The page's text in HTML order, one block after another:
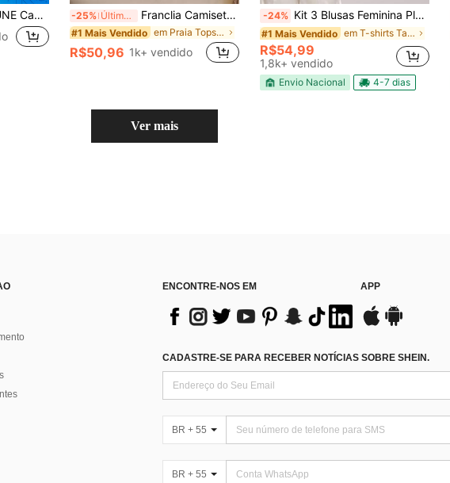
em V, Manga Curta e Meio Zíper -25% Últimos 3 dias Franclia Camiseta Casual Plus Size com Estampa Listrada
#1 Mais Vendido em Praia Tops Tamanhos Grandes
R$50,96 1k+ vendido
-24% Kit 3 Blusas Feminina Plus Size Gola V Básica Casual - H00
#1 Mais Vendido em T-shirts Tamanhos Grandes
R$54,99
1,8k+ vendido
Envio Nacional 4-7 dias
Ver mais
ENCONTRE-NOS EM APP
CADASTRE-SE PARA RECEBER NOTÍCIAS SOBRE SHEIN.
BR + 55
BR + 55